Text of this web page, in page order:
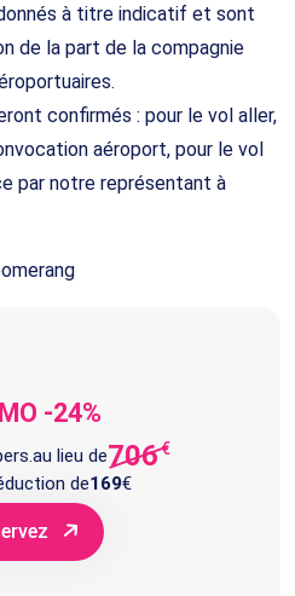
à titre indicatif et sont
de la part de la compagnie
confirmés : pour le vol aller,
aéroport, pour le vol
par notre représentant à
-24%
au lieu de706€
de169€